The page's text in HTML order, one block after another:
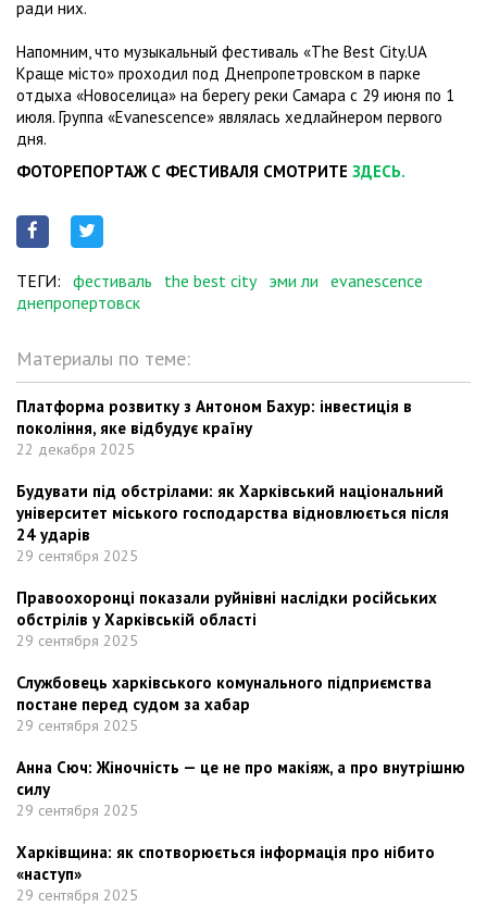
ради них.
Напомним, что музыкальный фестиваль «The Best City.UA
Краще місто» проходил под Днепропетровском в парке
отдыха «Новоселица» на берегу реки Самара с 29 июня по 1
июля. Группа «Evanescence» являлась хедлайнером первого
дня.
ФОТОРЕПОРТАЖ С ФЕСТИВАЛЯ СМОТРИТЕ ЗДЕСЬ.
ТЕГИ: фестиваль the best city эми ли evanescence
днепропертовск
Материалы по теме:
Платформа розвитку з Антоном Бахур: інвестиція в
покоління, яке відбудує країну
22 декабря 2025
Будувати під обстрілами: як Харківський національний
університет міського господарства відновлюється після
24 ударів
29 сентября 2025
Правоохоронці показали руйнівні наслідки російських
обстрілів у Харківській області
29 сентября 2025
Службовець харківського комунального підприємства
постане перед судом за хабар
29 сентября 2025
Анна Сюч: Жіночність — це не про макіяж, а про внутрішню
силу
29 сентября 2025
Харківщина: як спотворюється інформація про нібито
«наступ»
29 сентября 2025